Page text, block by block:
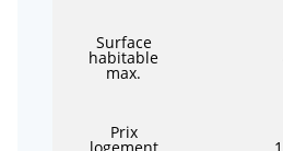
Surface
habitable
max.
Prix